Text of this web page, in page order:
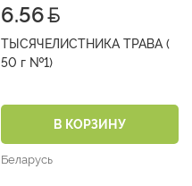
6.56
ТЫСЯЧЕЛИСТНИКА ТРАВА (
50 г №1)
В КОРЗИНУ
Беларусь